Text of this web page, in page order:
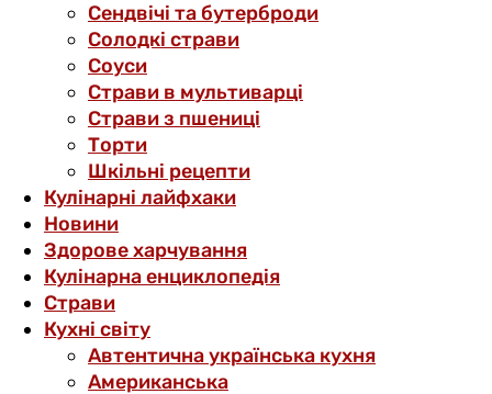
Сендвічі та бутерброди
Солодкі страви
Соуси
Страви в мультиварці
Страви з пшениці
Торти
Шкільні рецепти
Кулінарні лайфхаки
Новини
Здорове харчування
Кулінарна енциклопедія
Страви
Кухні світу
Автентична українська кухня
Американська